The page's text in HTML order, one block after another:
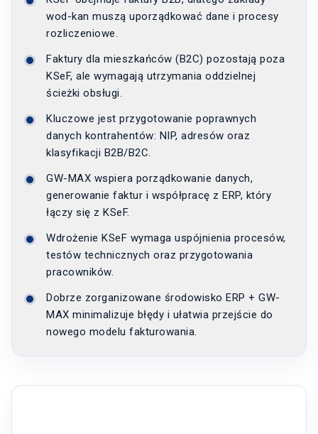
wod-kan muszą uporządkować dane i procesy
rozliczeniowe.
Faktury dla mieszkańców (B2C) pozostają poza
KSeF, ale wymagają utrzymania oddzielnej
ścieżki obsługi.
Kluczowe jest przygotowanie poprawnych
danych kontrahentów: NIP, adresów oraz
klasyfikacji B2B/B2C.
GW-MAX wspiera porządkowanie danych,
generowanie faktur i współpracę z ERP, który
łączy się z KSeF.
Wdrożenie KSeF wymaga uspójnienia procesów,
testów technicznych oraz przygotowania
pracowników.
Dobrze zorganizowane środowisko ERP + GW-
MAX minimalizuje błędy i ułatwia przejście do
nowego modelu fakturowania.